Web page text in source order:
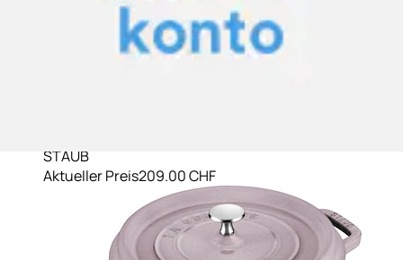
STAUB
Aktueller Preis209.00 CHF